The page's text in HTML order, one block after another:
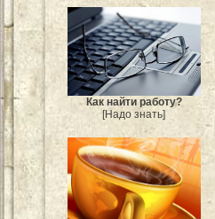
Как найти работу?
[Надо знать]